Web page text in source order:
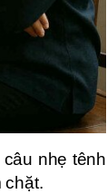
nhẹ tênh
chặt.